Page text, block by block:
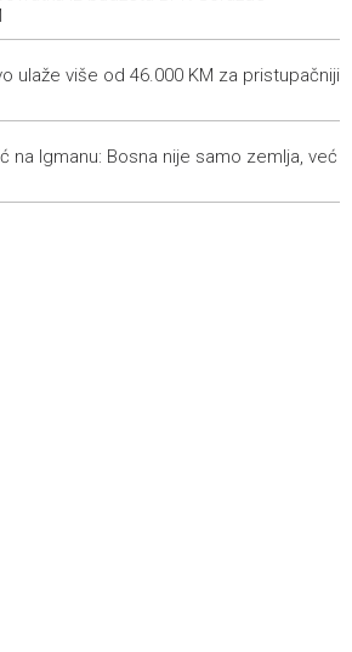
launches new system to identify
sutra promjenljivo i nestabilno
pljuskovi
ulaže više od 46.000 KM za
ulaže više od 46.000 KM za pristupačniji
na Igmanu: Bosna nije samo zemlja, već